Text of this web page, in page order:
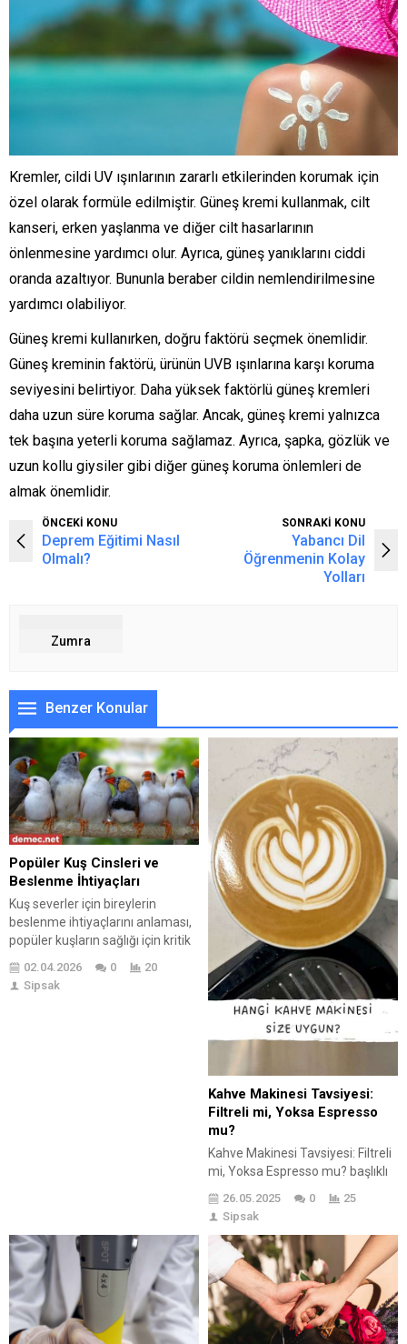
Kremler, cildi UV ışınlarının zararlı etkilerinden korumak için
özel olarak formüle edilmiştir. Güneş kremi kullanmak, cilt
kanseri, erken yaşlanma ve diğer cilt hasarlarının
önlenmesine yardımcı olur. Ayrıca, güneş yanıklarını ciddi
oranda azaltıyor. Bununla beraber cildin nemlendirilmesine
yardımcı olabiliyor.
Güneş kremi kullanırken, doğru faktörü seçmek önemlidir.
Güneş kreminin faktörü, ürünün UVB ışınlarına karşı koruma
seviyesini belirtiyor. Daha yüksek faktörlü güneş kremleri
daha uzun süre koruma sağlar. Ancak, güneş kremi yalnızca
tek başına yeterli koruma sağlamaz. Ayrıca, şapka, gözlük ve
uzun kollu giysiler gibi diğer güneş koruma önlemleri de
almak önemlidir.
ÖNCEKİ KONU
Deprem Eğitimi Nasıl
Olmalı?
SONRAKİ KONU
Yabancı Dil
Öğrenmenin Kolay
Yolları
Zumra
Benzer Konular
Popüler Kuş Cinsleri ve
Beslenme İhtiyaçları
Kuş severler için bireylerin
beslenme ihtiyaçlarını anlaması,
popüler kuşların sağlığı için kritik
Cinsleri ve Beslenme İhtiyaçları
başlıklı yazıda, popüler kuşların
02.04.2026 0
20
Sipsak
Kahve Makinesi Tavsiyesi:
Filtreli mi, Yoksa Espresso
mu?
Kahve Makinesi Tavsiyesi: Filtreli
mi, Yoksa Espresso mu? başlıklı
alırken dikkat edilmesi
gerekenler ele alınmaktadır.
Filtreli kahve makinelerinin
özellikleri ve avantajları,
espresso makineleri ile
karşılaştırılarak detaylandırılır.
Ayrıca, kahve makinesi alımında
bütçe planlaması yapmanın
26.05.2025 0
25
Sipsak